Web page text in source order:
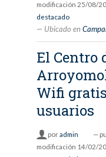
modificación 25/08/
destacado
Ubicado en
El Centro
Wifi
usuarios
poradmin —
modificación 14/02/